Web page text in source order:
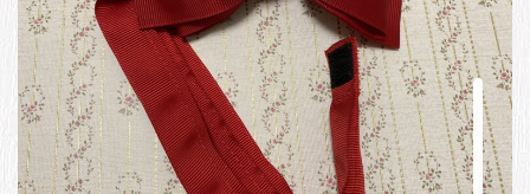
カスタム
よくあるご質問